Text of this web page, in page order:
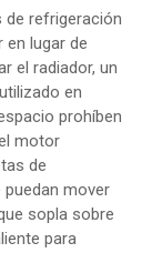
de refrigeración
en lugar de
el radiador, un
en
prohíben
motor
de
mover
sopla sobre
para